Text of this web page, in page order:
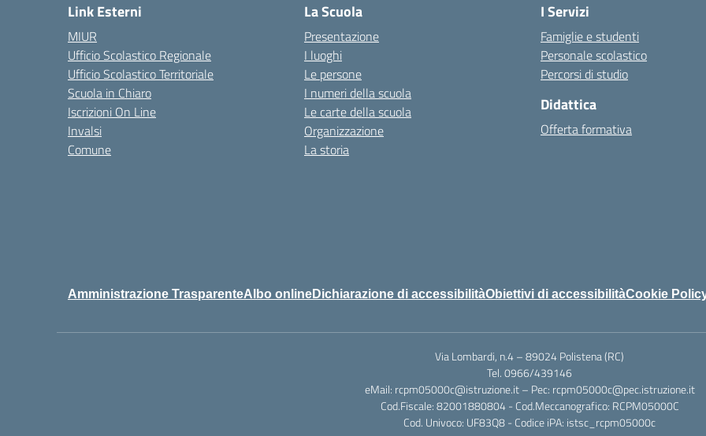
Link Esterni
MIUR
Ufficio Scolastico Regionale
Ufficio Scolastico Territoriale
Scuola in Chiaro
Iscrizioni On Line
Invalsi
Comune
La Scuola
Presentazione
I luoghi
Le persone
I numeri della scuola
Le carte della scuola
Organizzazione
La storia
I Servizi
Famiglie e studenti
Personale scolastico
Percorsi di studio
Didattica
Offerta formativa
Amministrazione TrasparenteAlbo onlineDichiarazione di accessibilitàObiettivi di accessibilitàCookie
Via Lombardi, n.4 – 89024 Polistena (RC)
Tel. 0966/439146
eMail: rcpm05000c@istruzione.it – Pec: rcpm05000c@pec.istruzione.it
Cod.Fiscale: 82001880804 - Cod.Meccanografico: RCPM05000C
Cod. Univoco: UF83Q8 - Codice iPA: istsc_rcpm05000c